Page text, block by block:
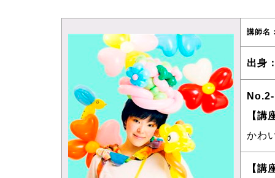
講師名
出身
【講
かわ
【講